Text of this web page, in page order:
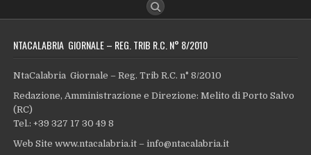
NTACALABRIA GIORNALE – REG. TRIB R.C. N° 8/2010
NtaCalabria Giornale – Reg. Trib R.C. n° 8/2010
Redazione, Amministrazione e Direzione: Melito di Porto Salvo
(RC)
Tel.: +39 327 17 30 49 8
Web Site www.ntacalabria.it – info@ntacalabria.it